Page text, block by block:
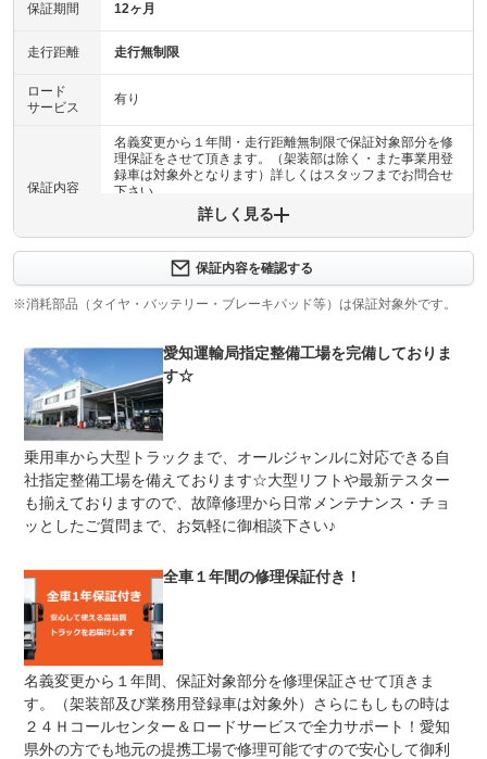
保証期間 12ヶ月
走行距離 走行無制限
ロード
サービス
有り
保証内容
名義変更から１年間・走行距離無制限で保証対象部分を修
理保証をさせて頂きます。（架装部は除く・また事業用登
録車は対象外となります）詳しくはスタッフまでお問合せ
下さい。
上限金額
車両本体価格
累計２５万円まで。有償で１００万円まで引き上げが可能
です。
免責金 無し
保証修理
受付先
「当店」もしくは「２４Ｈ専用コールセンター」
法定整備
整備付 法定12ヶ月または法定24ヶ月点検整備付
※車検なし・車検整備付の場合は法定24ヶ月点検整備付
法定整備
について
納車までに自社整備工場にて法定点検整備を実施します。
オイル・ワイパーなど消耗品は新品に交換致します。費用
は全て支払価格に含まれます。
詳しく見る
保証内容を確認する
※消耗部品（タイヤ・バッテリー・ブレーキパッド等）は保証対象外です。
愛知運輸局指定整備工場を完備しておりま
す☆
乗用車から大型トラックまで、オールジャンルに対応できる自
社指定整備工場を備えております☆大型リフトや最新テスター
も揃えておりますので、故障修理から日常メンテナンス・チョ
ッとしたご質問まで、お気軽に御相談下さい♪
全車１年間の修理保証付き！
名義変更から１年間、保証対象部分を修理保証させて頂きま
す。（架装部及び業務用登録車は対象外）さらにもしもの時は
２４Ｈコールセンター＆ロードサービスで全力サポート！愛知
県外の方でも地元の提携工場で修理可能ですので安心して御利